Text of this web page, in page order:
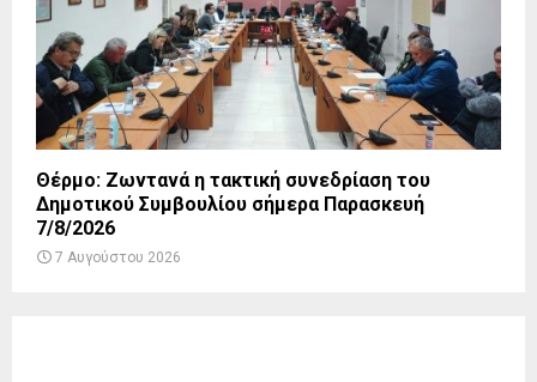
Θέρμο: Ζωντανά η τακτική συνεδρίαση του
Δημοτικού Συμβουλίου σήμερα Παρασκευή
7/8/2026
7 Αυγούστου 2026